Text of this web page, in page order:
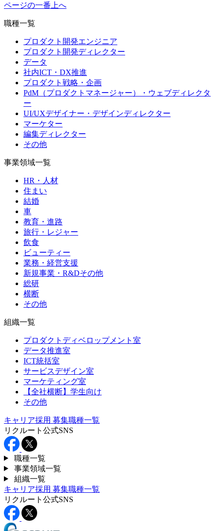
ページの一番上へ
職種一覧
プロダクト開発エンジニア
プロダクト開発ディレクター
データ
社内ICT・DX推進
プロダクト戦略・企画
PdM（プロダクトマネージャー）・ウェブディレクタ
ー
UI/UXデザイナー・デザインディレクター
マーケター
編集ディレクター
その他
事業領域一覧
HR・人材
住まい
結婚
車
教育・進路
旅行・レジャー
飲食
ビューティー
業務・経営支援
新規事業・R&Dその他
総研
横断
その他
組織一覧
プロダクトディベロップメント室
データ推進室
ICT統括室
サービスデザイン室
マーケティング室
【全社横断】学生向け
その他
キャリア採用 募集職種一覧
リクルート公式SNS
職種一覧
事業領域一覧
組織一覧
キャリア採用 募集職種一覧
リクルート公式SNS